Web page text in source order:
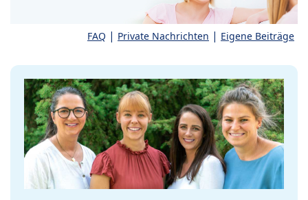
FAQ | Private Nachrichten | Eigene Beiträge